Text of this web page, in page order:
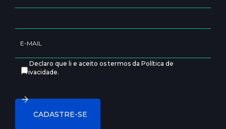
Declaro que li e aceito os termos da Política de
Privacidade.